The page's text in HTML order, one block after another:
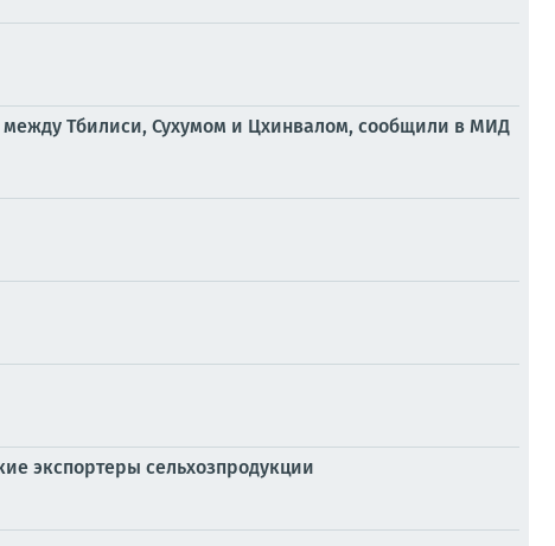
Тбилиси, Сухумом и Цхинвалом, сообщили в МИД
экспортеры сельхозпродукции